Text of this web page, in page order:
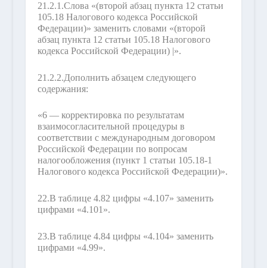
21.2.1.Слова «(второй абзац пункта 12 статьи
105.18 Налогового кодекса Российской
Федерации)» заменить словами «(второй
абзац пункта 12 статьи 105.18 Налогового
кодекса Российской Федерации) |».
21.2.2.Дополнить абзацем следующего
содержания:
«6 — корректировка по результатам
взаимосогласительной процедуры в
соответствии с международным договором
Российской Федерации по вопросам
налогообложения (пункт 1 статьи 105.18-1
Налогового кодекса Российской Федерации)».
22.В таблице 4.82 цифры «4.107» заменить
цифрами «4.101».
23.В таблице 4.84 цифры «4.104» заменить
цифрами «4.99».